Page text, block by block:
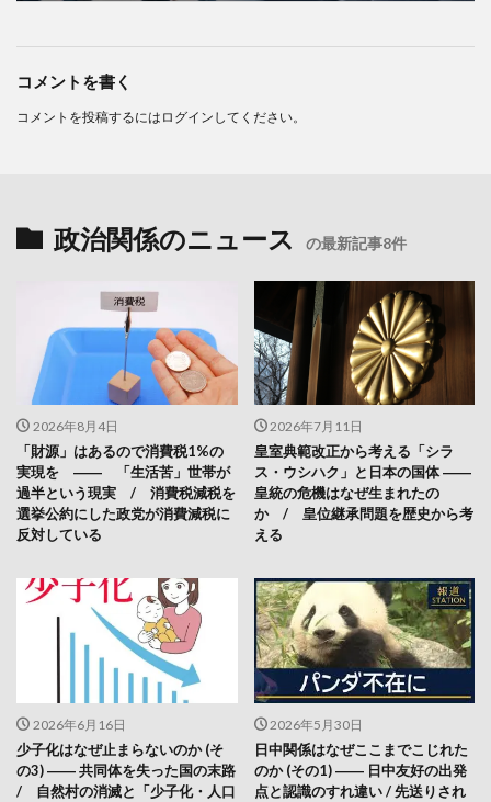
コメントを書く
コメントを投稿するには ログイン してください。
政治関係のニュース の最新記事8件
2026年8月4日
「財源」はあるので消費税1%の
実現を ―― 「生活苦」世帯が
過半という現実 / 消費税減税を
選挙公約にした政党が消費減税に
反対している
2026年7月11日
皇室典範改正から考える「シラ
ス・ウシハク」と日本の国体 ――
皇統の危機はなぜ生まれたの
か / 皇位継承問題を歴史から考
える
2026年6月16日
少子化はなぜ止まらないのか (そ
の3) ―― 共同体を失った国の末路
/ 自然村の消滅と「少子化・人口
2026年5月30日
日中関係はなぜここまでこじれた
のか (その1) ―― 日中友好の出発
点と認識のすれ違い / 先送りされ